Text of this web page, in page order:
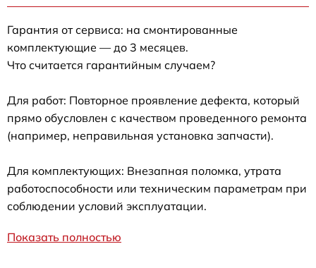
Гарантия от сервиса: на смонтированные
комплектующие — до 3 месяцев.
Что считается гарантийным случаем?
Для работ: Повторное проявление дефекта, который
прямо обусловлен с качеством проведенного ремонта
(например, неправильная установка запчасти).
Для комплектующих: Внезапная поломка, утрата
работоспособности или техническим параметрам при
соблюдении условий эксплуатации.
Показать полностью